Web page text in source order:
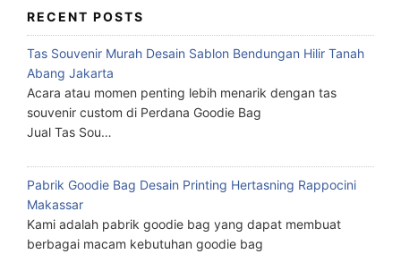
RECENT POSTS
Tas Souvenir Murah Desain Sablon Bendungan Hilir Tanah
Abang Jakarta
Acara atau momen penting lebih menarik dengan tas
souvenir custom di Perdana Goodie Bag
Jual Tas Sou…
Pabrik Goodie Bag Desain Printing Hertasning Rappocini
Makassar
Kami adalah pabrik goodie bag yang dapat membuat
berbagai macam kebutuhan goodie bag